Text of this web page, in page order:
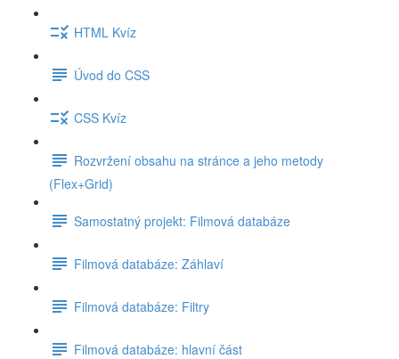
HTML Kvíz
Úvod do CSS
CSS Kvíz
Rozvržení obsahu na stránce a jeho metody
(Flex+Grid)
Samostatný projekt: Filmová databáze
Filmová databáze: Záhlaví
Filmová databáze: Filtry
Filmová databáze: hlavní část